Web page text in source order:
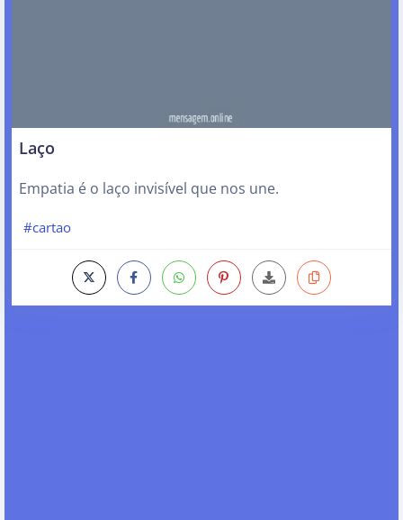
Laço
Empatia é o laço invisível que nos une.
#cartao